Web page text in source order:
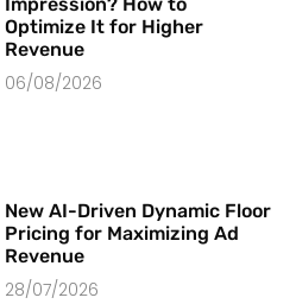
Optimize It for Higher
Revenue
06/08/2026
New AI-Driven Dynamic Floor
Pricing for Maximizing Ad
Revenue
28/07/2026